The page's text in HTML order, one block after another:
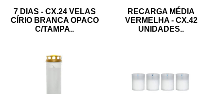
7 DIAS - CX.24 VELAS
CÍRIO BRANCA OPACO
C/TAMPA..
RECARGA MÉDIA
VERMELHA - CX.42
UNIDADES..